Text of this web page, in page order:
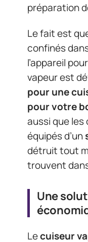
préparation
Le fait est
confinés
l’appareil
vapeur est
pour une
pour votre
aussi que
équipés d’un
détruit tout
trouvent
Une
Lecuiseur